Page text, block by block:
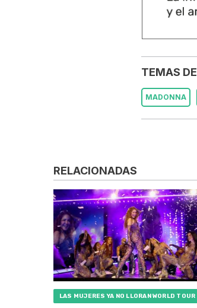
TEMAS
MADONNA
RELACIONADAS
LAS MUJERES YA NO LLORAN WORLD TOUR